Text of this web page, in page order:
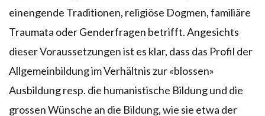
einengende Traditionen, religiöse Dogmen, familiäre
Traumata oder Genderfragen betrifft. Angesichts
dieser Voraussetzungen ist es klar, dass das Profil der
Allgemeinbildung im Verhältnis zur «blossen»
Ausbildung resp. die humanistische Bildung und die
grossen Wünsche an die Bildung, wie sie etwa der